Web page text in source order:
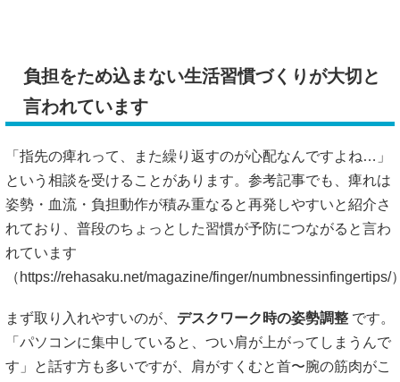
負担をため込まない生活習慣づくりが大切と
言われています
「指先の痺れって、また繰り返すのが心配なんですよね…」
という相談を受けることがあります。参考記事でも、痺れは
姿勢・血流・負担動作が積み重なると再発しやすいと紹介さ
れており、普段のちょっとした習慣が予防につながると言わ
れています
（ https://rehasaku.net/magazine/finger/numbnessinfingertips/
まず取り入れやすいのが、 デスクワーク時の姿勢調整 です。
「パソコンに集中していると、つい肩が上がってしまうんで
す」と話す方も多いですが、肩がすくむと首〜腕の筋肉がこ